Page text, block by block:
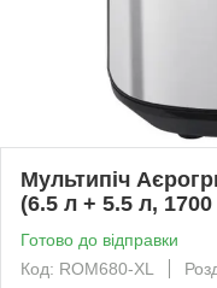
Мультипіч
(6.5 л + 5.5 л,
Готово до відправки
Код: ROM680-XL